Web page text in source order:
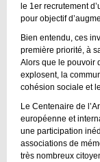
le 1er recrutement
pour objectif
Bien entendu, ces
première priorité, à
Alors que le pouvoir
explosent, la
cohésion sociale et
Le Centenaire de
européenne et
une participation
associations de
très nombreux